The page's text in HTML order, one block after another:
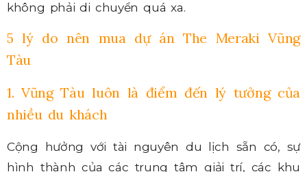
không phải di chuyển quá xa.
5 lý do nên mua dự án The Meraki Vũng
Tàu
1. Vũng Tàu luôn là điểm đến lý tưởng của
nhiều du khách
Cộng hưởng với tài nguyên du lịch sẵn có, sự
hình thành của các trung tâm giải trí, các khu